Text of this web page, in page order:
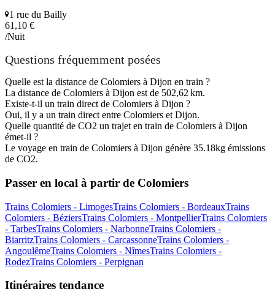
1 rue du Bailly
61,10 €
/Nuit
Questions fréquemment posées
Quelle est la distance de Colomiers à Dijon en train ?
La distance de Colomiers à Dijon est de 502,62 km.
Existe-t-il un train direct de Colomiers à Dijon ?
Oui, il y a un train direct entre Colomiers et Dijon.
Quelle quantité de CO2 un trajet en train de Colomiers à Dijon
émet-il ?
Le voyage en train de Colomiers à Dijon génère 35.18kg émissions
de CO2.
Passer en local à partir de Colomiers
Trains Colomiers - LimogesTrains Colomiers - BordeauxTrains
Colomiers - BéziersTrains Colomiers - MontpellierTrains Colomiers
- TarbesTrains Colomiers - NarbonneTrains Colomiers -
BiarritzTrains Colomiers - CarcassonneTrains Colomiers -
AngoulêmeTrains Colomiers - NîmesTrains Colomiers -
RodezTrains Colomiers - Perpignan
Itinéraires tendance